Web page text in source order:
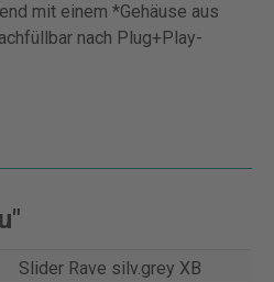
mit einem *Gehäuse aus
nach Plug+Play-
Slider Rave silv.grey XB